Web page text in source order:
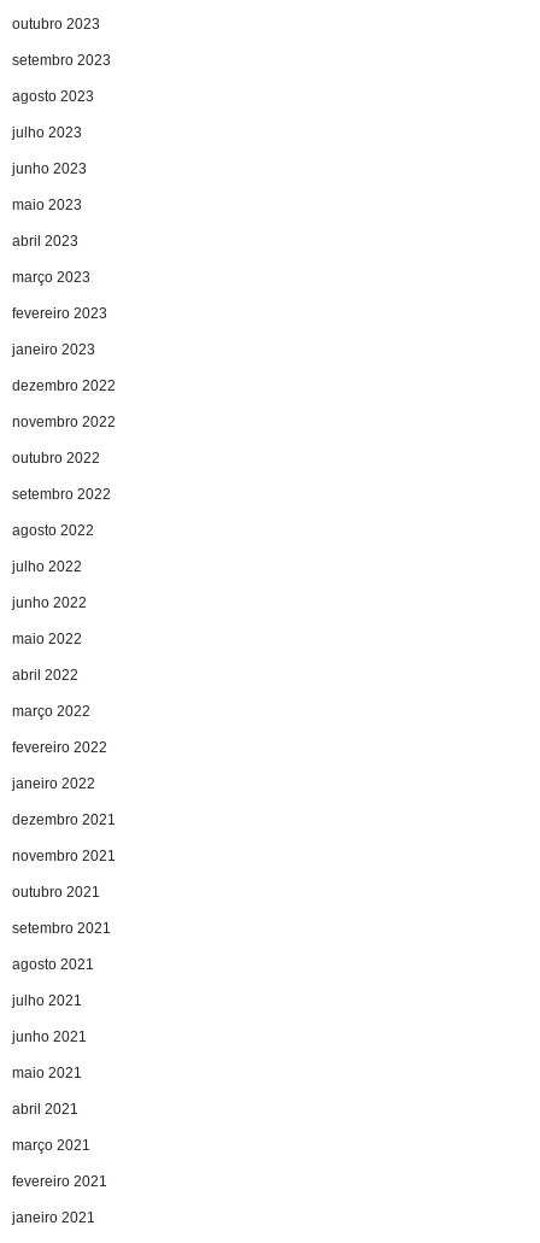
outubro 2023
setembro 2023
agosto 2023
julho 2023
junho 2023
maio 2023
abril 2023
março 2023
fevereiro 2023
janeiro 2023
dezembro 2022
novembro 2022
outubro 2022
setembro 2022
agosto 2022
julho 2022
junho 2022
maio 2022
abril 2022
março 2022
fevereiro 2022
janeiro 2022
dezembro 2021
novembro 2021
outubro 2021
setembro 2021
agosto 2021
julho 2021
junho 2021
maio 2021
abril 2021
março 2021
fevereiro 2021
janeiro 2021